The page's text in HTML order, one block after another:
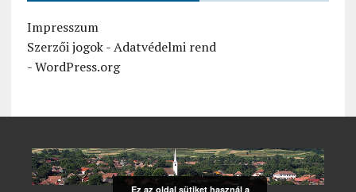
Impresszum
Szerzői jogok-Adatvédelmi rend
-WordPress.org
Ez az oldal sütiket használ a